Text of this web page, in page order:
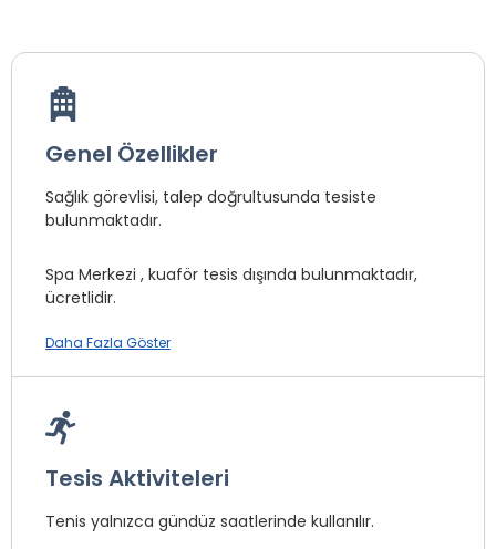
Genel Özellikler
Sağlık görevlisi, talep doğrultusunda tesiste
bulunmaktadır.
Spa Merkezi , kuaför tesis dışında bulunmaktadır,
ücretlidir.
Çamaşırhane *
Mini Bar *
Oda Servisi *
Berber & Kuaför *
Daha Fazla Göster
Tesis Aktiviteleri
Tenis yalnızca gündüz saatlerinde kullanılır.